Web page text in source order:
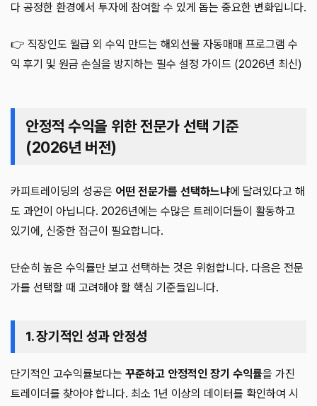
다 공정한 환경에서 투자에 참여할 수 있게 돕는 중요한 변화입니다.
👉 직장인도 월급 외 수익 만드는 해외선물 자동매매 프로그램 수
익 후기 및 원금 손실을 방지하는 필수 설정 가이드 (2026년 최신)
안정적 수익을 위한 전문가 선택 기준
(2026년 버전)
카피트레이딩의 성공은 어떤 전문가를 선택하느냐에 달려있다고 해
도 과언이 아닙니다. 2026년에는 수많은 트레이더들이 활동하고
있기에, 신중한 접근이 필요합니다.
단순히 높은 수익률만 보고 선택하는 것은 위험합니다. 다음은 전문
가를 선택할 때 고려해야 할 핵심 기준들입니다.
1. 장기적인 성과 안정성
단기적인 고수익률보다는 꾸준하고 안정적인 장기 수익률을 가진
트레이더를 찾아야 합니다. 최소 1년 이상의 데이터를 확인하여 시